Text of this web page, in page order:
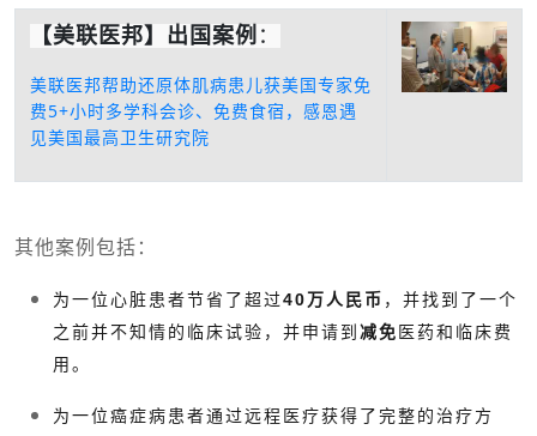
【美联医邦】出国案例 ：
美联医邦帮助还原体肌病患儿获美国专家免
费5+小时多学科会诊、免费食宿，感恩遇
见美国最高卫生研究院
其他案例包括：
为一位心脏患者节省了超过40万人民币 ，并找到了一个
之前并不知情的临床试验，并申请到 减免 医药和临床费
用。
为一位癌症病患者通过远程医疗获得了完整的治疗方